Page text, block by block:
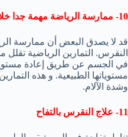
10- ممارسة الرياضة مهمة جدا خلال علاج النقرس
قد لا يصدق البعض أن ممارسة
النقرس. التمارين الرياضية
في الجسم عن طريق إعادة
مستوياتها الطبيعية. و هذه
وشدة الآلام.
11- علاج النقرس بالتفاح